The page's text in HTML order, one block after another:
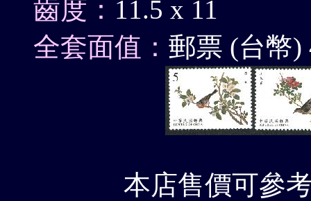
齒度： 11.5 x 11
全套面值： 郵票 (台幣)
本店售價可參